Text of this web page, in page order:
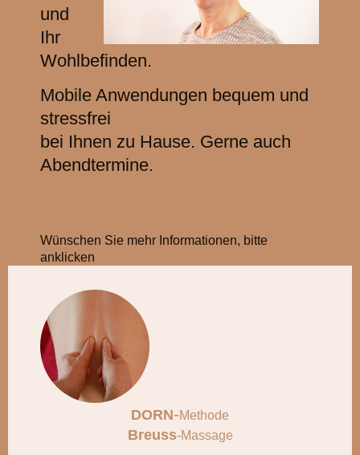
und
Ihr
Wohlbefinden.
Mobile Anwendungen bequem und
stressfrei
bei Ihnen zu Hause. Gerne auch
Abendtermine.
Wünschen Sie mehr Informationen, bitte
anklicken
DORN-Methode
Breuss-Massage